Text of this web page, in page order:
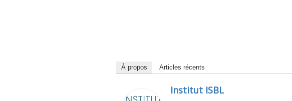
À propos Articles récents
Institut ISBL